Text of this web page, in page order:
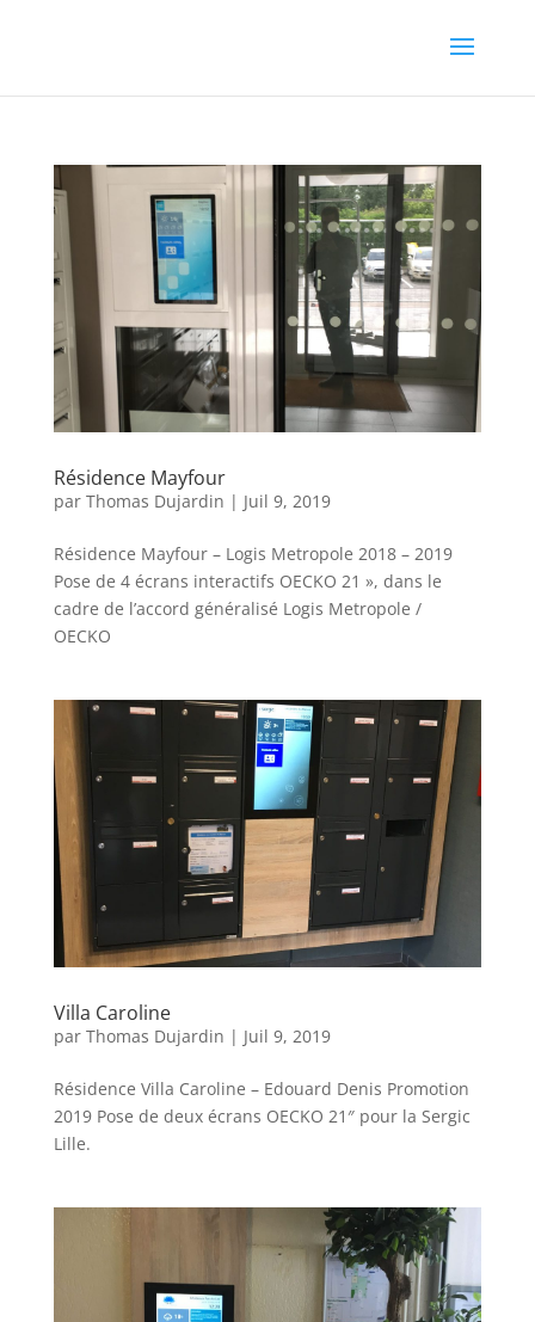
Résidence Mayfour
par Thomas Dujardin | Juil 9, 2019
Résidence Mayfour – Logis Metropole 2018 – 2019
Pose de 4 écrans interactifs OECKO 21 », dans le
cadre de l’accord généralisé Logis Metropole /
OECKO
Villa Caroline
par Thomas Dujardin | Juil 9, 2019
Résidence Villa Caroline – Edouard Denis Promotion
2019 Pose de deux écrans OECKO 21″ pour la Sergic
Lille.